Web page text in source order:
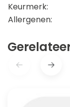
Keurmerk:
Allergenen: